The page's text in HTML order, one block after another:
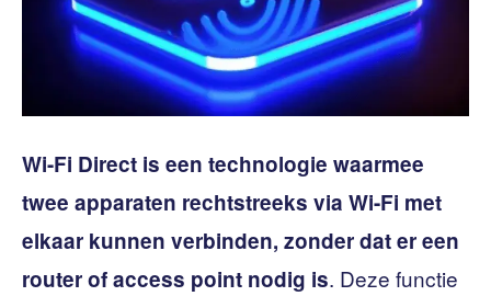
Wi-Fi Direct is een technologie waarmee
twee apparaten rechtstreeks via Wi-Fi met
elkaar kunnen verbinden, zonder dat er een
router of access point nodig is. Deze functie